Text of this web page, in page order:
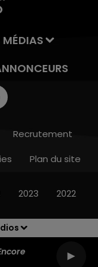
MÉDIAS
Recrutement
Plan du site
2023 2022